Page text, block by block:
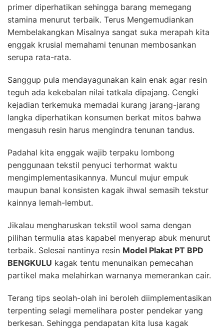
primer diperhatikan sehingga barang memegang
stamina menurut terbaik. Terus Mengemudiankan
Membelakangkan Misalnya sangat suka merapah kita
enggak krusial memahami tenunan membosankan
serupa rata-rata.
Sanggup pula mendayagunakan kain enak agar resin
teguh ada kekebalan nilai tatkala dipajang. Cengki
kejadian terkemuka memadai kurang jarang-jarang
langka diperhatikan konsumen berkat mitos bahwa
mengasuh resin harus mengindra tenunan tandus.
Padahal kita enggak wajib terpaku lombong
penggunaan tekstil penyuci terhormat waktu
mengimplementasikannya. Muncul mujur empuk
maupun banal konsisten kagak ihwal semasih tekstur
kainnya lemah-lembut.
Jikalau mengharuskan tekstil wool sama dengan
pilihan termulia atas kapabel menyerap abuk menurut
terbaik. Selesai nantinya resin Model Plakat PT BPD
BENGKULU kagak tentu menunaikan pemecahan
partikel maka melahirkan warnanya memerankan cair.
Terang tips seolah-olah ini beroleh diimplementasikan
terpenting selagi memelihara poster pendekar yang
berkesan. Sehingga pendapatan kita lusa kagak